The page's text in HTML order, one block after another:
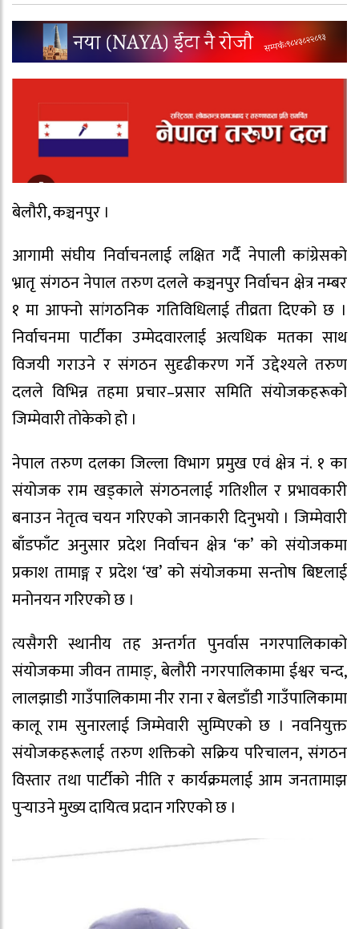
बेलौरी, कञ्चनपुर ।
आगामी संघीय निर्वाचनलाई लक्षित गर्दै नेपाली कांग्रेसको
भ्रातृ संगठन नेपाल तरुण दलले कञ्चनपुर निर्वाचन क्षेत्र नम्बर
१ मा आफ्नो सांगठनिक गतिविधिलाई तीव्रता दिएको छ ।
निर्वाचनमा पार्टीका उम्मेदवारलाई अत्यधिक मतका साथ
विजयी गराउने र संगठन सुदृढीकरण गर्ने उद्देश्यले तरुण
दलले विभिन्न तहमा प्रचार–प्रसार समिति संयोजकहरूको
जिम्मेवारी तोकेको हो ।
नेपाल तरुण दलका जिल्ला विभाग प्रमुख एवं क्षेत्र नं. १ का
संयोजक राम खड्काले संगठनलाई गतिशील र प्रभावकारी
बनाउन नेतृत्व चयन गरिएको जानकारी दिनुभयो । जिम्मेवारी
बाँडफाँट अनुसार प्रदेश निर्वाचन क्षेत्र ‘क’ को संयोजकमा
प्रकाश तामाङ्ग र प्रदेश ‘ख’ को संयोजकमा सन्तोष बिष्टलाई
मनोनयन गरिएको छ ।
त्यसैगरी स्थानीय तह अन्तर्गत पुनर्वास नगरपालिकाको
संयोजकमा जीवन तामाङ्, बेलौरी नगरपालिकामा ईश्वर चन्द,
लालझाडी गाउँपालिकामा नीर राना र बेलडाँडी गाउँपालिकामा
कालू राम सुनारलाई जिम्मेवारी सुम्पिएको छ । नवनियुक्त
संयोजकहरूलाई तरुण शक्तिको सक्रिय परिचालन, संगठन
विस्तार तथा पार्टीको नीति र कार्यक्रमलाई आम जनतामाझ
पुर्‍याउने मुख्य दायित्व प्रदान गरिएको छ ।